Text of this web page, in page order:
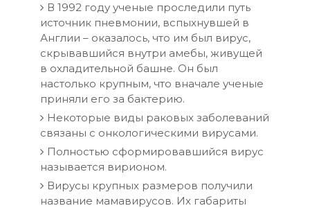
В 1992 году ученые проследили путь
источник пневмонии, вспыхнувшей в
Англии – оказалось, что им был вирус,
скрывавшийся внутри амебы, живущей
в охладительной башне. Он был
настолько крупным, что вначале ученые
приняли его за бактерию.
Некоторые виды раковых заболеваний
связаны с онкологическими вирусами.
Полностью сформировавшийся вирус
называется вирионом.
Вирусы крупных размеров получили
название мамавирусов. Их габариты